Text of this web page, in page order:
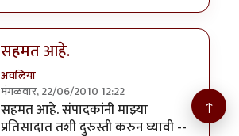
सहमत आहे.
अवलिया
मंगळवार, 22/06/2010 12:22
In reply toआतापर्यंतbyपरिकथेतील राजकुमार
सहमत आहे. संपादकांनी माझ्या
प्रतिसादात तशी दुरुस्ती करुन घ्यावी --
↑